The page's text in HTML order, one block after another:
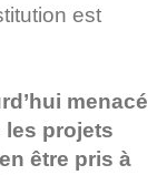
est
menacé
les projets
être pris à